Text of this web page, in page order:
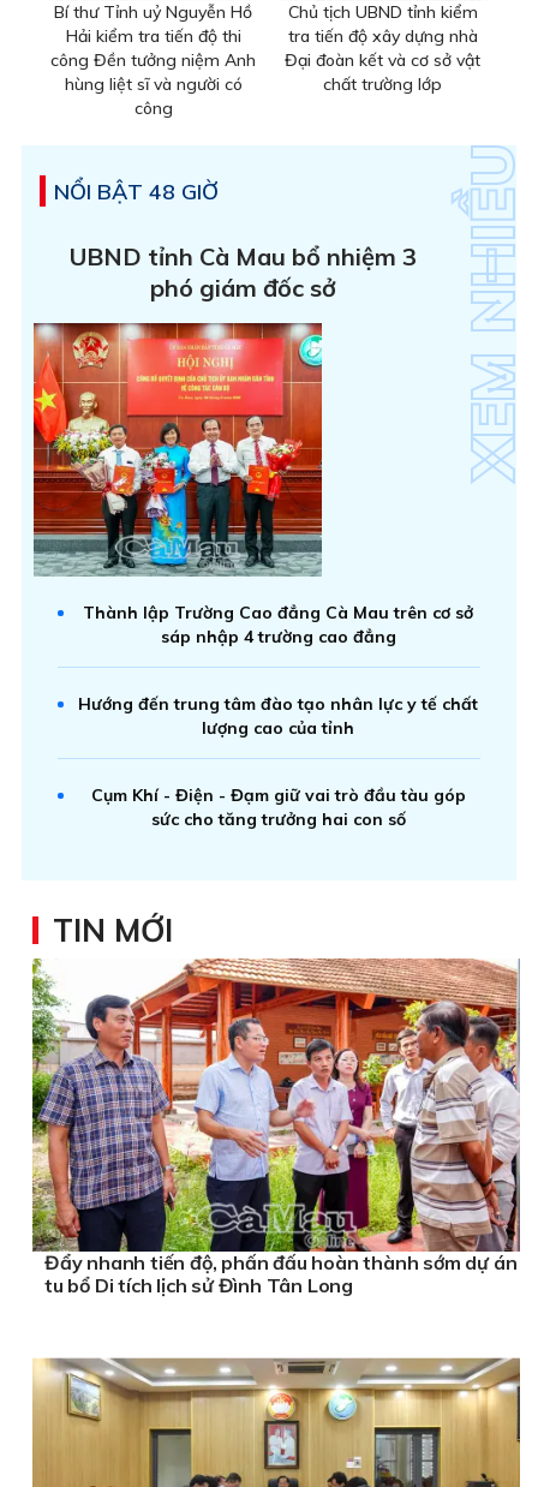
Bí thư Tỉnh uỷ Nguyễn Hồ
Hải kiểm tra tiến độ thi
công Đền tưởng niệm Anh
hùng liệt sĩ và người có
công
Chủ tịch UBND tỉnh kiểm
tra tiến độ xây dựng nhà
Đại đoàn kết và cơ sở vật
chất trường lớp
NỔI BẬT 48 GIỜ
UBND tỉnh Cà Mau bổ nhiệm 3
phó giám đốc sở
Thành lập Trường Cao đẳng Cà Mau trên cơ sở
sáp nhập 4 trường cao đẳng
Hướng đến trung tâm đào tạo nhân lực y tế chất
lượng cao của tỉnh
Cụm Khí - Điện - Đạm giữ vai trò đầu tàu góp
sức cho tăng trưởng hai con số
TIN MỚI
Đẩy nhanh tiến độ, phấn đấu hoàn thành sớm dự án
tu bổ Di tích lịch sử Đình Tân Long